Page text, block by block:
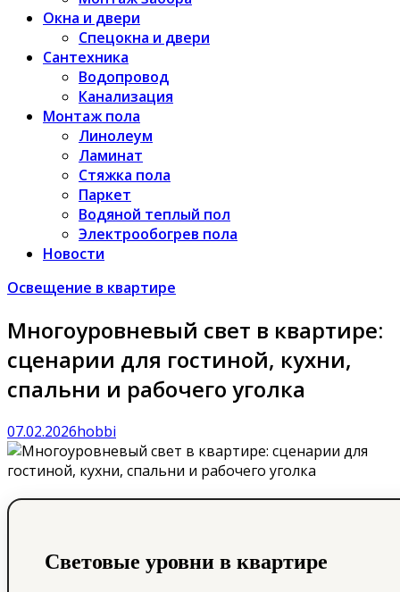
Окна и двери
Спецокна и двери
Сантехника
Водопровод
Канализация
Монтаж пола
Линолеум
Ламинат
Стяжка пола
Паркет
Водяной теплый пол
Электрообогрев пола
Новости
Освещение в квартире
Многоуровневый свет в квартире:
сценарии для гостиной, кухни,
спальни и рабочего уголка
07.02.2026hobbi
Световые уровни в квартире